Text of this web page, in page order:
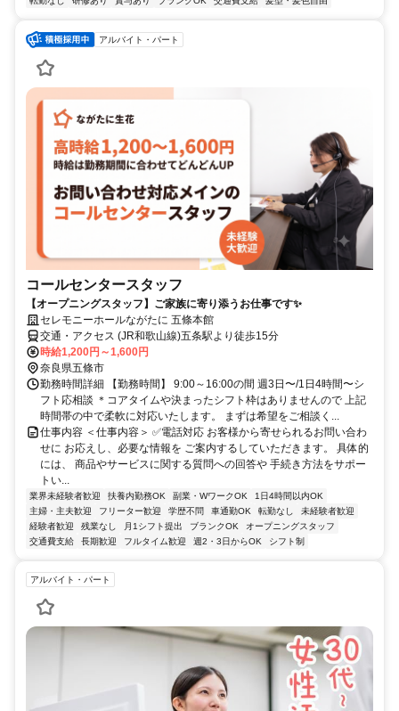
アルバイト・パート
コールセンタースタッフ
【オープニングスタッフ】ご家族に寄り添うお仕事です✨
セレモニーホールながたに 五條本館
交通・アクセス (JR和歌山線)五条駅より徒歩15分
時給1,200円～1,600円
奈良県五條市
勤務時間詳細 【勤務時間】 9:00～16:00の間 週3日〜/1日4時間〜シ
フト応相談 ＊コアタイムや決まったシフト枠はありませんので 上記
時間帯の中で柔軟に対応いたします。 まずは希望をご相談く...
仕事内容 ＜仕事内容＞ ✅電話対応 お客様から寄せられるお問い合わ
せに お応えし、必要な情報を ご案内するしていただきます。 具体的
には、 商品やサービスに関する質問への回答や 手続き方法をサポー
トい...
業界未経験者歓迎 扶養内勤務OK 副業・WワークOK
1日4時間以内OK
主婦・主夫歓迎
フリーター歓迎 学歴不問 車通勤OK 転勤なし
未経験者歓迎
経験者歓迎
残業なし 月1シフト提出 ブランクOK
オープニングスタッフ
交通費支給
長期歓迎 フルタイム歓迎 週2・3日からOK シフト制
アルバイト・パート